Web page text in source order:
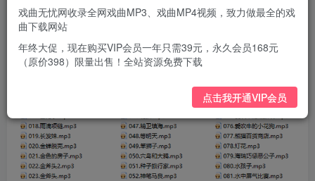
戏曲无忧网收录全网戏曲MP3、戏曲MP4视频，致力做最全的戏
曲下载网站
年终大促，现在购买VIP会员一年只需39元，永久会员168元
（原价398）限量出售！全站资源免费下载
点击我开通VIP会员